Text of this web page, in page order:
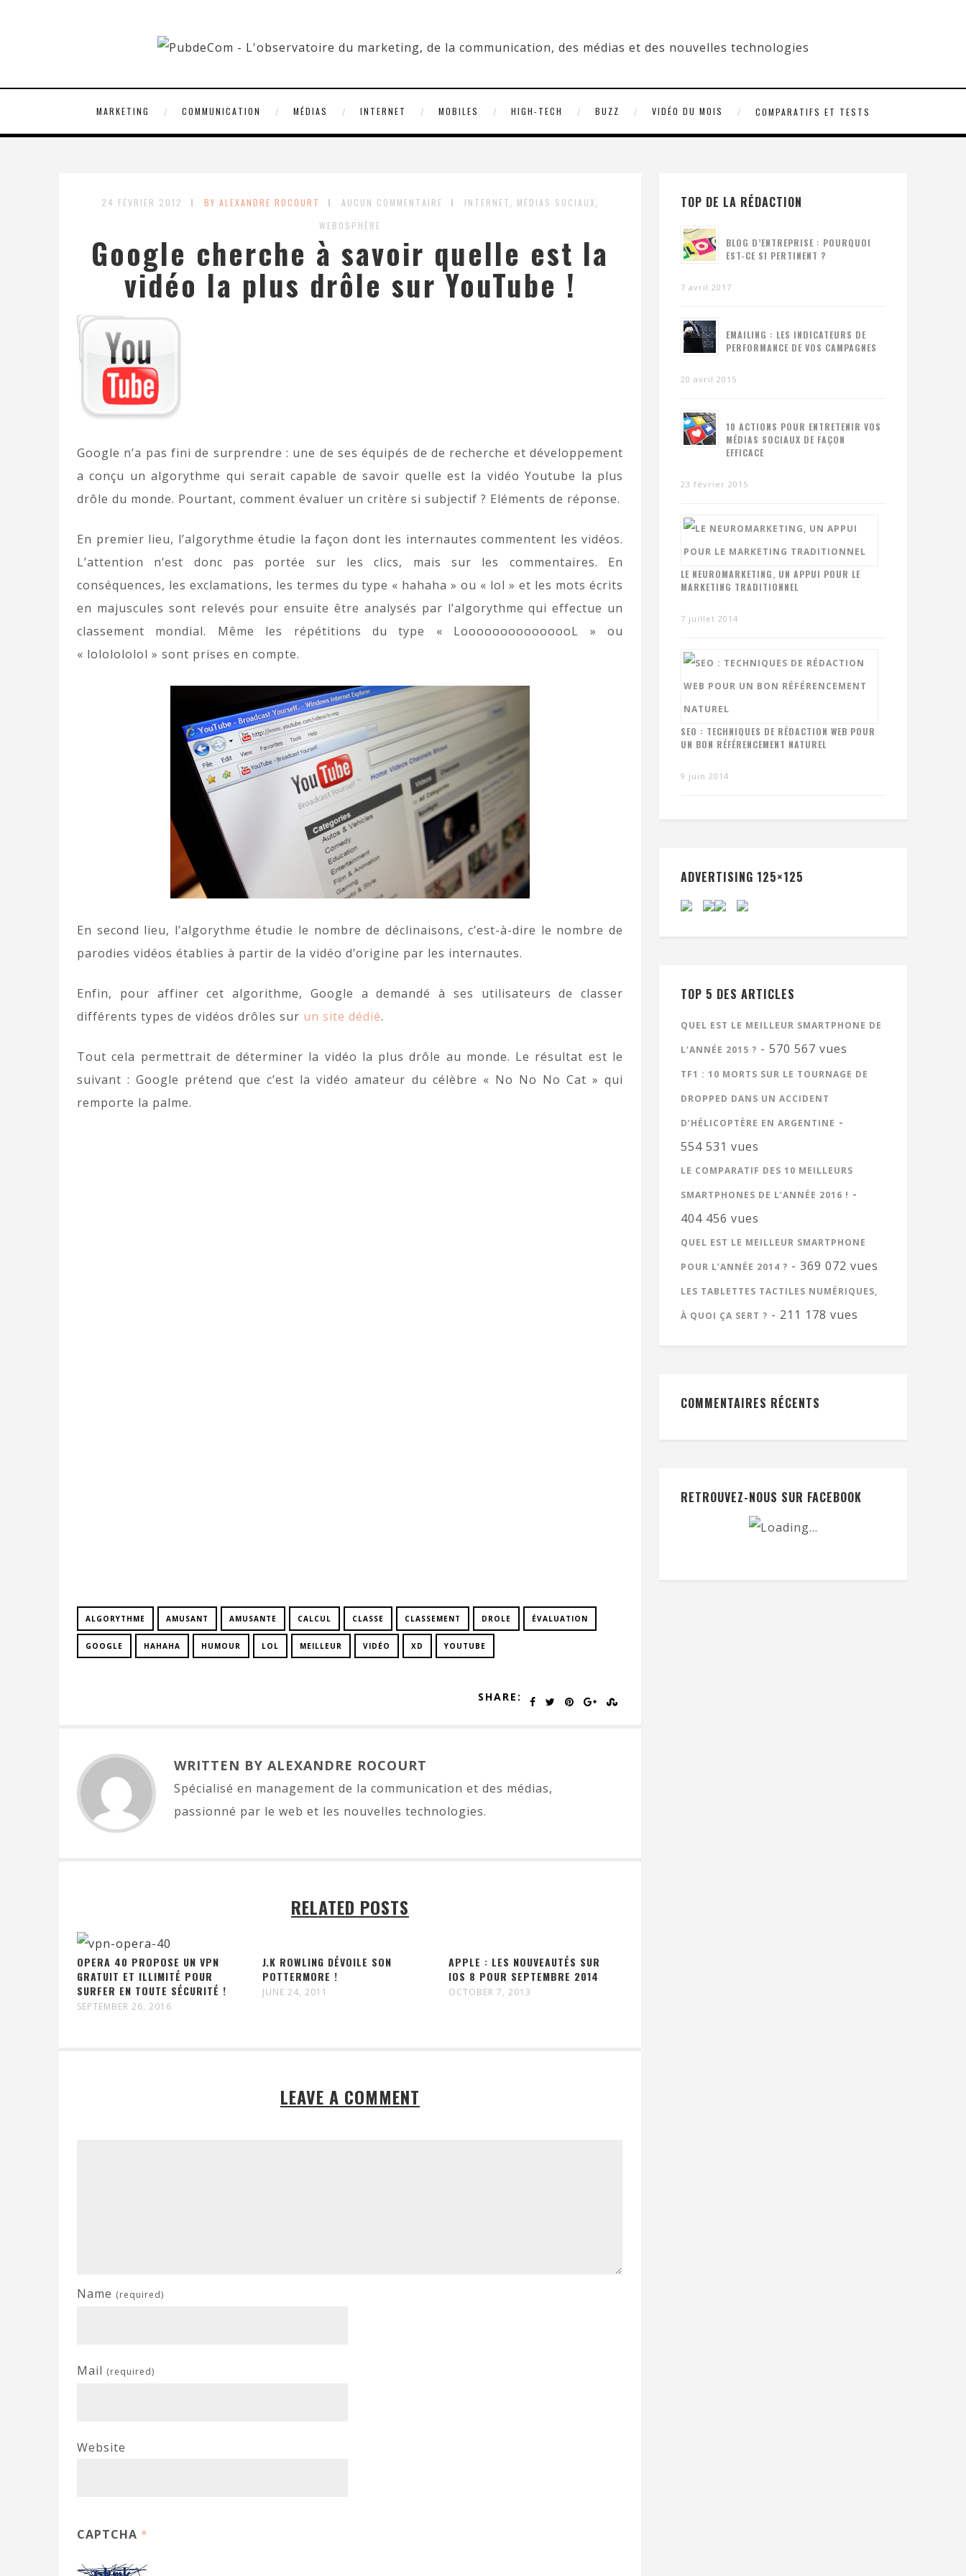
MARKETING COMMUNICATION MÉDIAS INTERNET MOBILES HIGH-TECH BUZZ VIDÉO DU MOIS COMPARATIFS ET TESTS
24 FÉVRIER 2012 BY ALEXANDRE ROCOURT AUCUN COMMENTAIRE INTERNET, MÉDIAS SOCIAUX,
WEBOSPHÈRE
Google cherche à savoir quelle est la
vidéo la plus drôle sur YouTube !
Google n’a pas fini de surprendre : une de ses équipés de de recherche et développement
a conçu un algorythme qui serait capable de savoir quelle est la vidéo Youtube la plus
drôle du monde. Pourtant, comment évaluer un critère si subjectif ? Eléments de réponse.
En premier lieu, l’algorythme étudie la façon dont les internautes commentent les vidéos.
L’attention n’est donc pas portée sur les clics, mais sur les commentaires. En
conséquences, les exclamations, les termes du type « hahaha » ou « lol » et les mots écrits
en majuscules sont relevés pour ensuite être analysés par l’algorythme qui effectue un
classement mondial. Même les répétitions du type « LooooooooooooooL » ou
« lololololol » sont prises en compte.
En second lieu, l’algorythme étudie le nombre de déclinaisons, c’est-à-dire le nombre de
parodies vidéos établies à partir de la vidéo d’origine par les internautes.
Enfin, pour affiner cet algorithme, Google a demandé à ses utilisateurs de classer
différents types de vidéos drôles sur un site dédié.
Tout cela permettrait de déterminer la vidéo la plus drôle au monde. Le résultat est le
suivant : Google prétend que c’est la vidéo amateur du célèbre « No No No Cat » qui
remporte la palme.
ALGORYTHME AMUSANT AMUSANTE CALCUL CLASSE CLASSEMENT DROLE ÉVALUATION
GOOGLE HAHAHA HUMOUR LOL MEILLEUR VIDÉO XD YOUTUBE
SHARE:
WRITTEN BY ALEXANDRE ROCOURT
Spécialisé en management de la communication et des médias,
passionné par le web et les nouvelles technologies.
RELATED POSTS
OPERA 40 PROPOSE UN VPN
GRATUIT ET ILLIMITÉ POUR
SURFER EN TOUTE SÉCURITÉ !
SEPTEMBER 26, 2016
J.K ROWLING DÉVOILE SON
POTTERMORE !
JUNE 24, 2011
APPLE : LES NOUVEAUTÉS SUR
IOS 8 POUR SEPTEMBRE 2014
OCTOBER 7, 2013
LEAVE A COMMENT
Name (required)
Mail (required)
Website
CAPTCHA *
TOP DE LA RÉDACTION
BLOG D’ENTREPRISE : POURQUOI
EST-CE SI PERTINENT ?
7 avril 2017
EMAILING : LES INDICATEURS DE
PERFORMANCE DE VOS CAMPAGNES
20 avril 2015
10 ACTIONS POUR ENTRETENIR VOS
MÉDIAS SOCIAUX DE FAÇON
EFFICACE
23 février 2015
LE NEUROMARKETING, UN APPUI POUR LE
MARKETING TRADITIONNEL
7 juillet 2014
SEO : TECHNIQUES DE RÉDACTION WEB POUR
UN BON RÉFÉRENCEMENT NATUREL
9 juin 2014
ADVERTISING 125×125
TOP 5 DES ARTICLES
QUEL EST LE MEILLEUR SMARTPHONE DE
L’ANNÉE 2015 ? - 570 567 vues
TF1 : 10 MORTS SUR LE TOURNAGE DE
DROPPED DANS UN ACCIDENT
D’HÉLICOPTÈRE EN ARGENTINE -
554 531 vues
LE COMPARATIF DES 10 MEILLEURS
SMARTPHONES DE L’ANNÉE 2016 ! -
404 456 vues
QUEL EST LE MEILLEUR SMARTPHONE
POUR L’ANNÉE 2014 ? - 369 072 vues
LES TABLETTES TACTILES NUMÉRIQUES,
À QUOI ÇA SERT ? - 211 178 vues
COMMENTAIRES RÉCENTS
RETROUVEZ-NOUS SUR FACEBOOK